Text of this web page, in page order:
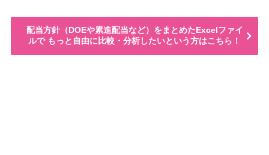
配当方針（DOEや累進配当など）をまとめたExcelファイ
ルで もっと自由に比較・分析したいという方はこちら！